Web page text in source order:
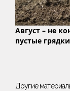
Август – не
пустые грядки
Другие